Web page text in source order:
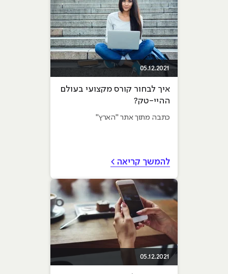
05.12.2021
איך לבחור קורס מקצועי בעולם
ההיי-טק?
כתבה מתוך אתר "הארץ"
להמשך קריאה >
05.12.2021